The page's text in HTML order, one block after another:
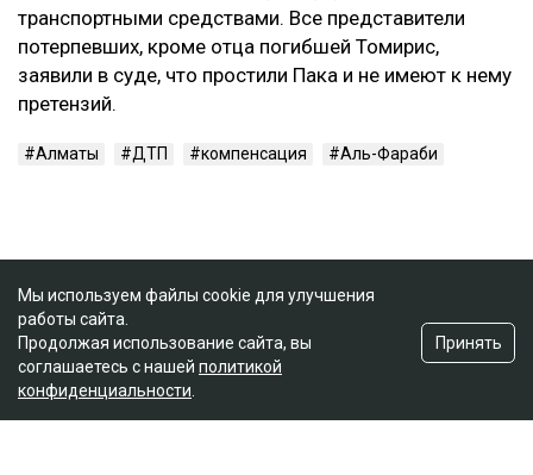
транспортными средствами. Все представители
потерпевших, кроме отца погибшей Томирис,
заявили в суде, что простили Пака и не имеют к нему
претензий.
Алматы ДТП компенсация Аль-Фараби
Мы используем файлы cookie для улучшения
работы сайта.
Продолжая использование сайта, вы
соглашаетесь с нашей политикой
конфиденциальности
Принять